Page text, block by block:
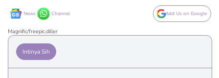
News Channel Add Us on Google
Magnific/freepic.diller
Intinya Sih